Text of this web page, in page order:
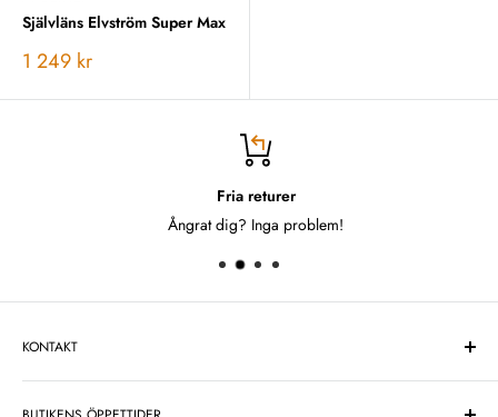
Självläns Elvström Super Max
Vårt
1 249 kr
Fria returer
Ångrat dig? Inga problem!
KONTAKT
One Design Center Sweden AB